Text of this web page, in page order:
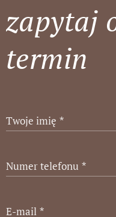
zapytaj
termin
Twoje imię
Numer telefonu
E-mail